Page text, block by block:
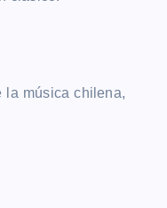
la música chilena,